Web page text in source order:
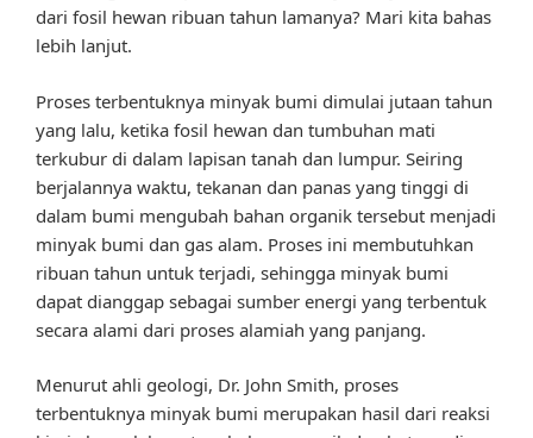
dari fosil hewan ribuan tahun lamanya? Mari kita bahas
lebih lanjut.
Proses terbentuknya minyak bumi dimulai jutaan tahun
yang lalu, ketika fosil hewan dan tumbuhan mati
terkubur di dalam lapisan tanah dan lumpur. Seiring
berjalannya waktu, tekanan dan panas yang tinggi di
dalam bumi mengubah bahan organik tersebut menjadi
minyak bumi dan gas alam. Proses ini membutuhkan
ribuan tahun untuk terjadi, sehingga minyak bumi
dapat dianggap sebagai sumber energi yang terbentuk
secara alami dari proses alamiah yang panjang.
Menurut ahli geologi, Dr. John Smith, proses
terbentuknya minyak bumi merupakan hasil dari reaksi